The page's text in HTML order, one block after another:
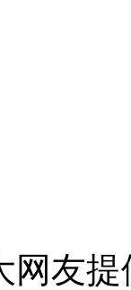
网友